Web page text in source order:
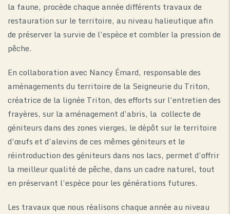
0
la faune, procède chaque année différents travaux de
restauration sur le territoire, au niveau halieutique afin
de préserver la survie de l’espèce et combler la pression de
pêche.
En collaboration avec Nancy Émard, responsable des
aménagements du territoire de la Seigneurie du Triton,
créatrice de la lignée Triton, des efforts sur l’entretien des
frayères, sur la aménagement d’abris, la collecte de
géniteurs dans des zones vierges, le dépôt sur le territoire
d’œufs et d’alevins de ces mêmes géniteurs et le
réintroduction des géniteurs dans nos lacs, permet d’offrir
la meilleur qualité de pêche, dans un cadre naturel, tout
en préservant l’espèce pour les générations futures.
Les travaux que nous réalisons chaque année au niveau